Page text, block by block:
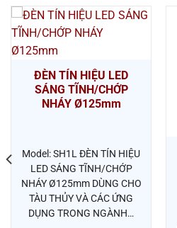
ĐÈN TÍN HIỆU LED
SÁNG TĨNH/CHỚP
NHÁY Ø125mm
Model: SH1L ĐÈN TÍN HIỆU
LED SÁNG TĨNH/CHỚP
NHÁY Ø125mm DÙNG CHO
TÀU THỦY VÀ CÁC ỨNG
DỤNG TRONG NGÀNH…